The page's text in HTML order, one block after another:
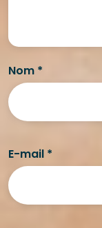
Nom *
E-mail *